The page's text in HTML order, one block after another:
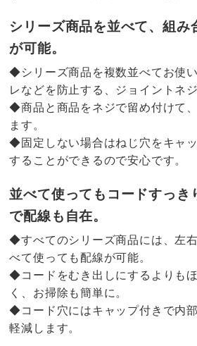
シリーズ商品を並べて、組み
が可能。
◆シリーズ商品を複数並べてお使
レなどを防止する、ジョイントネジ
◆商品と商品をネジで留め付けて
ます。
◆固定しない場合はねじ穴をキャ
することができるので安心です。
並べて使ってもコードすっき
で配線も自在。
◆すべてのシリーズ商品には、左
べて使っても配線が可能。
◆コードをむき出しにするよりも
く、お掃除も簡単に。
◆コード穴にはキャップ付きで内
軽減します。